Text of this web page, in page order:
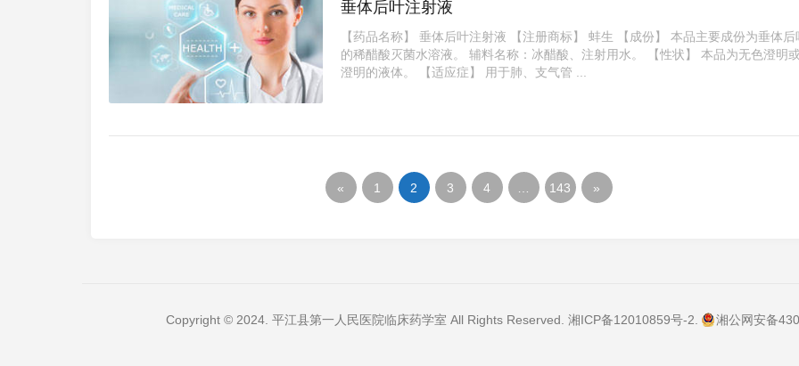
垂体后叶注射液
【药品名称】 垂体后叶注射液 【注册商标】 蚌生 【成份】 本品主要成份为垂体后
的稀醋酸灭菌水溶液。 辅料名称：冰醋酸、注射用水。 【性状】 本品为无色澄明
澄明的液体。 【适应症】 用于肺、支气管 ...
« 1 2 3 4 143 »
Copyright © 2024. 平江县第一人民医院临床药学室 All Rights Reserved. 湘ICP备12010859号-2 湘公网安备